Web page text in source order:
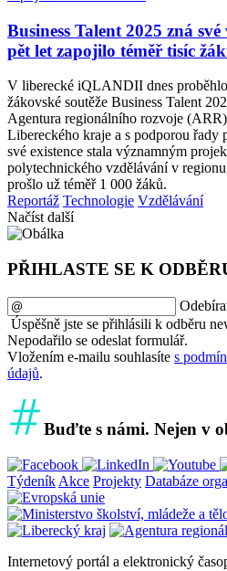
Business Talent 2025 zná své
pět let zapojilo téměř tisíc
V liberecké iQLANDII dnes
žákovské soutěže Business Talent
Agentura regionálního rozvoje
Libereckého kraje a s podporou řady
své existence stala významným
polytechnického vzdělávání v
prošlo už téměř 1 000 žáků.
Reportáž Technologie Vzdělávání
Načíst další
PŘIHLASTE SE K
Úspěšně jste se přihlásili k odběru
Nepodařilo se odeslat formulář.
Vložením e-mailu souhlasíte s
údajů.
Buďte s námi. Nejen v
Týdeník Akce Projekty Databáze
Internetový portál a elektronický